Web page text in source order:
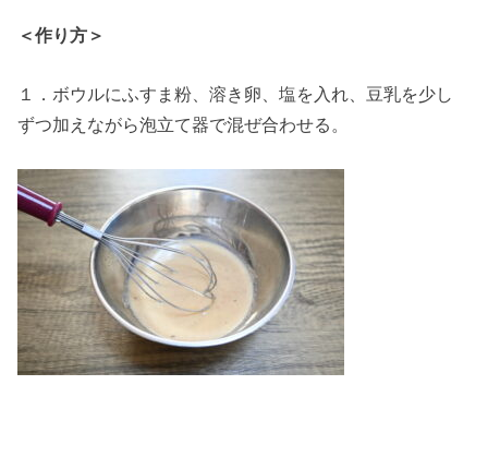
＜作り方＞
１．ボウルにふすま粉、溶き卵、塩を入れ、豆乳を少し
ずつ加えながら泡立て器で混ぜ合わせる。